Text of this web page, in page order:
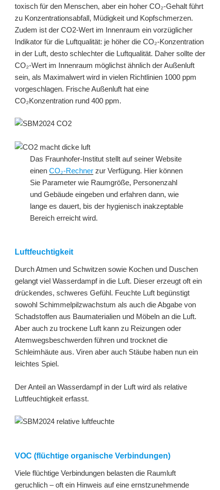
toxisch für den Menschen, aber ein hoher CO₂-Gehalt führt
zu Konzentrationsabfall, Müdigkeit und Kopfschmerzen.
Zudem ist der CO2-Wert im Innenraum ein vorzüglicher
Indikator für die Luftqualität: je höher die CO₂-Konzentration
in der Luft, desto schlechter die Luftqualität. Daher sollte der
CO₂-Wert im Innenraum möglichst ähnlich der Außenluft
sein, als Maximalwert wird in vielen Richtlinien 1000 ppm
vorgeschlagen. Frische Außenluft hat eine
CO₂Konzentration rund 400 ppm.
Das Fraunhofer-Institut stellt auf seiner Website
einenCO₂-Rechner zur Verfügung. Hier können
Sie Parameter wie Raumgröße, Personenzahl
und Gebäude eingeben und erfahren dann, wie
lange es dauert, bis der hygienisch inakzeptable
Bereich erreicht wird.
Luftfeuchtigkeit
Durch Atmen und Schwitzen sowie Kochen und Duschen
gelangt viel Wasserdampf in die Luft. Dieser erzeugt oft ein
drückendes, schweres Gefühl. Feuchte Luft begünstigt
sowohl Schimmelpilzwachstum als auch die Abgabe von
Schadstoffen aus Baumaterialien und Möbeln an die Luft.
Aber auch zu trockene Luft kann zu Reizungen oder
Atemwegsbeschwerden führen und trocknet die
Schleimhäute aus. Viren aber auch Stäube haben nun ein
leichtes Spiel.
Der Anteil an Wasserdampf in der Luft wird als relative
Luftfeuchtigkeit erfasst.
VOC (flüchtige organische Verbindungen)
Viele flüchtige Verbindungen belasten die Raumluft
geruchlich – oft ein Hinweis auf eine ernstzunehmende